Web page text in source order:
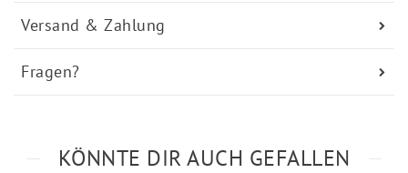
Versand & Zahlung
Fragen?
KÖNNTE DIR AUCH GEFALLEN